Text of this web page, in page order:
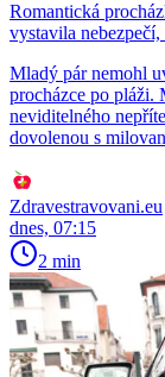
Romantická
vystavila nebezpečí,
Mladý pár nemohl
procházce po pláži.
neviditelného
dovolenou s
Zdravestravovani.eu
dnes, 07:15
2 min